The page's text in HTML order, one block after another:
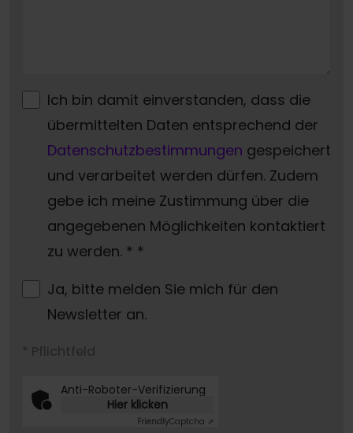
Ich bin damit einverstanden, dass die
übermittelten Daten entsprechend der
Datenschutzbestimmungen gespeichert
und verarbeitet werden dürfen. Zudem
gebe ich meine Zustimmung über die
angegebenen Möglichkeiten kontaktiert
zu werden. * *
Ja, bitte melden Sie mich für den
Newsletter an.
* Pflichtfeld
Anti-Roboter-Verifizierung
Hier klicken
FriendlyCaptcha ⇗